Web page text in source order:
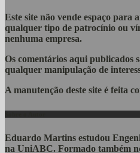
Este site não vende espaço para
qualquer tipo de patrocínio ou
nenhuma empresa.
Os comentários aqui publicados
qualquer manipulação de
A manutenção deste site é feita
Eduardo Martins estudou
na UniABC. Formado também